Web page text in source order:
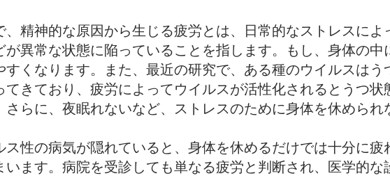
、精神的な原因から生じる疲労とは、日常的なストレスに
が異常な状態に陥っていることを指します。もし、身体の
すくなります。また、最近の研究で、ある種のウイルスは
てきており、疲労によってウイルスが活性化されるとうつ
さらに、夜眠れないなど、ストレスのために身体を休められ
ス性の病気が隠れていると、身体を休めるだけでは十分に
います。病院を受診しても単なる疲労と判断され、医学的